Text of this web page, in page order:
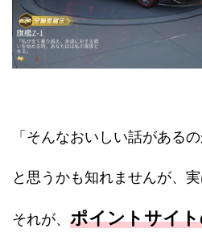
「そんなおいしい話があるの
と思うかも知れませんが、実
それが、 ポイントサイ